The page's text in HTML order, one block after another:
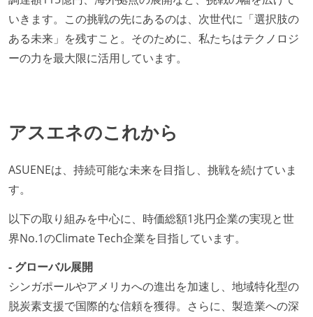
いきます。この挑戦の先にあるのは、次世代に「選択肢の
ある未来」を残すこと。そのために、私たちはテクノロジ
ーの力を最大限に活用しています。
アスエネのこれから
ASUENEは、持続可能な未来を目指し、挑戦を続けていま
す。
以下の取り組みを中心に、時価総額1兆円企業の実現と世
界No.1のClimate Tech企業を目指しています。
- グローバル展開
シンガポールやアメリカへの進出を加速し、地域特化型の
脱炭素支援で国際的な信頼を獲得。さらに、製造業への深